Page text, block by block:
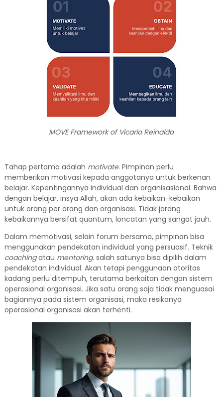
MOVE Framework of Vicario Reinaldo
Tahap pertama adalah motivate. Pimpinan perlu
memberikan motivasi kepada anggotanya untuk berkenan
belajar. Kepentingannya individual dan organisasional. Bahwa
dengan belajar, insya Allah, akan ada kebaikan-kebaikan
untuk orang per orang dan organisasi. Tidak jarang
kebaikannya bersifat quantum, loncatan yang sangat jauh.
Dalam memotivasi, selain forum bersama, pimpinan bisa
menggunakan pendekatan individual yang persuasif. Teknik
coachingatau mentoring. salah satunya bisa dipilih dalam
pendekatan individual. Akan tetapi penggunaan otoritas
kadang perlu ditempuh, terutama berkaitan dengan sistem
operasional organisasi. Jika satu orang saja tidak menguasai
bagiannya pada sistem organisasi, maka resikonya
operasional organisasi akan terhenti.